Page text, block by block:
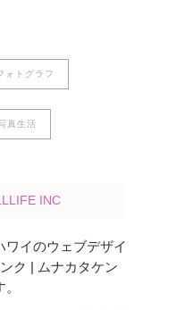
ォトグラフ
真生活
INC
ワイのウェブデザイ
ク | ムナカタケン